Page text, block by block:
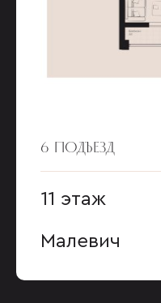
6 ПОДЪЕЗД
11 этаж
Малевич